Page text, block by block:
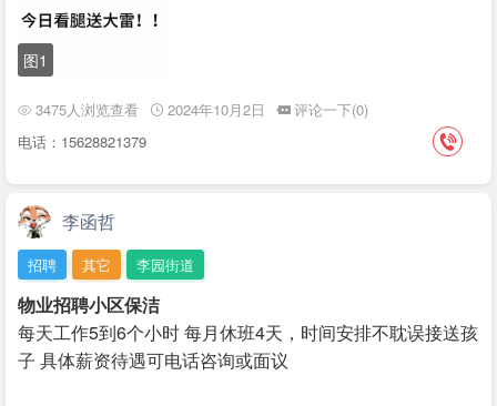
图1
3475人浏览查看 2024年10月2日
评论一下(0)
电话：15628821379
李函哲
招聘 其它 李园街道
物业招聘小区保洁
每天工作5到6个小时 每月休班4天，时间安排不耽误接送孩
子 具体薪资待遇可电话咨询或面议